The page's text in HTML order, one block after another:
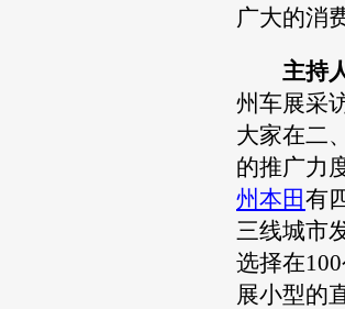
广大的消
主持
州车展采
大家在二
的推广力
州本田有
三线城市
选择在
展小型的